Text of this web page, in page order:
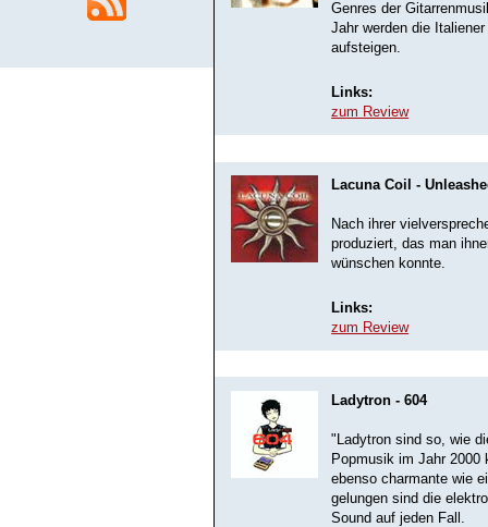
Genres der
Jahr werden die
aufsteigen.
Links:
zum Review
Lacuna Coil -
Nach ihrer
produziert, das man
wünschen konnte.
Links:
zum Review
Ladytron - 604
"Ladytron sind so, wie
Popmusik im Jahr 2000
ebenso charmante wie
gelungen sind die
Sound auf jeden Fall.